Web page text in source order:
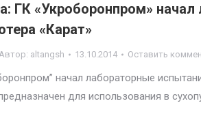
ГК «Укроборонпром»
«Карат»
altangsh 13.10.2014 Оставить
начал лабораторные
для использования в